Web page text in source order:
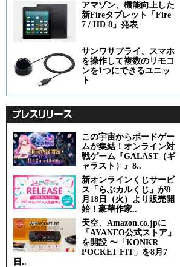
アマゾン、機能向上した
新Fireタブレット「Fire
7 / HD 8」発表
サンワサプライ、スマホ
を操作して複数のリモコ
ンを1つにできるユニッ
ト
この宇宙からボードゲー
ムが集結！オンライン対
戦ゲーム『GALAST（ギ
ャラスト）』8..
新オンラインくじサービ
ス「らぶカルくじ」が8
月18日（火）より販売開
始！豪華作家..
天空、Amazon.co.jpに
「AYANEO公式ストア」
を開設 〜「KONKR
POCKET FIT」を8月7
日..